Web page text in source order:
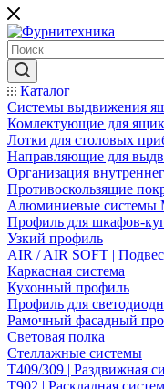
Каталог
Системы выдвижения
Комлектующие для
Лотки для столовых
Направляющие для
Организация
Противоскользящие
Алюминиевые системы
Профиль для шкафов-
Узкий профиль
AIR / AIR SOFT |
Каркасная система
Кухонный профиль
Профиль для
Рамочный фасадный
Световая полка
Стеллажные системы
Т409/309 | Раздвижная
Т902 | Раскладная